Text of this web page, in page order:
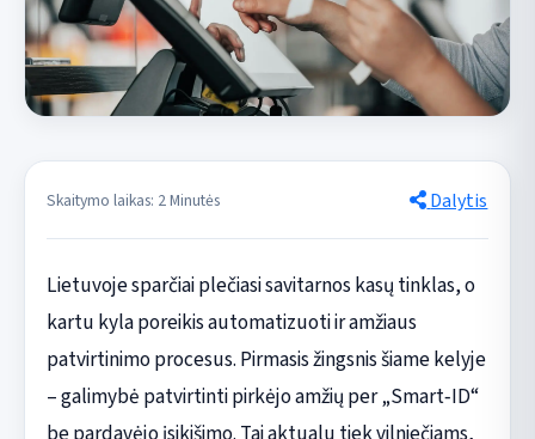
Skaitymo laikas: 2 Minutės Dalytis
Lietuvoje sparčiai plečiasi savitarnos kasų tinklas, o
kartu kyla poreikis automatizuoti ir amžiaus
patvirtinimo procesus. Pirmasis žingsnis šiame kelyje
– galimybė patvirtinti pirkėjo amžių per „Smart‑ID“